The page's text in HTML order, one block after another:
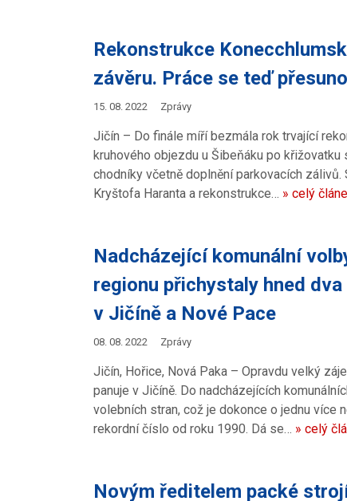
Rekonstrukce
závěru. Práce se teď
15. 08. 2022 Zprávy
Jičín – Do finále míří bezmála rok trvající
kruhového objezdu u Šibeňáku po
chodníky včetně doplnění parkovacích
Kryštofa Haranta a rekonstrukce… » celý
Nadcházející komunální
regionu přichystaly hned
v Jičíně a Nové Pace
08. 08. 2022 Zprávy
Jičín, Hořice, Nová Paka – Opravdu velký
panuje v Jičíně. Do nadcházejících
volebních stran, což je dokonce o jednu více
rekordní číslo od roku 1990. Dá se… » celý
Novým ředitelem packé